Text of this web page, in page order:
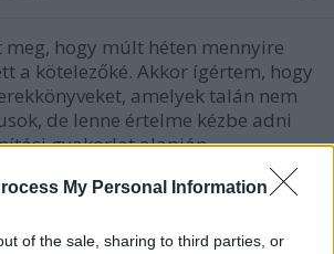
My Personal Information
of the sale, sharing to third parties, or
hogy múlt héten mennyire
a kötelezőké. Akkor ígértem, hogy
amelyek talán nem
de lenne értelme kézbe adni
gyakorlat alapján
kortárs, rövid, hazai